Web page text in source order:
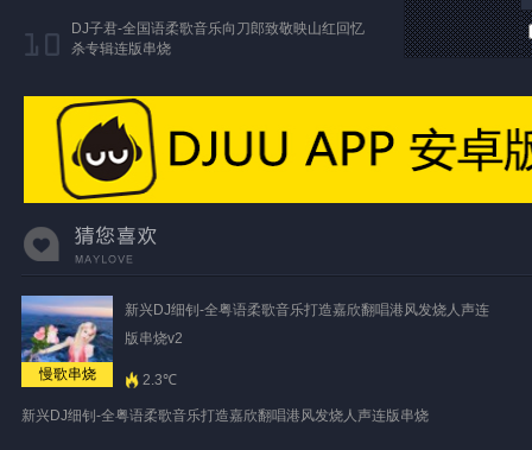
DJ子君-全国语柔歌音乐向刀郎致敬映山红回忆
杀专辑连版串烧
慢歌串烧
新兴DJ细钊-全粤语柔歌音乐打造嘉欣翻唱港风发烧人声连
版串烧v2
2.3℃
新兴DJ细钊-全粤语柔歌音乐打造嘉欣翻唱港风发烧人声连版串烧